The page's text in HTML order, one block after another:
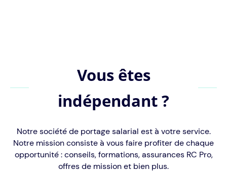
Vous êtes
indépendant ?
Notre société de portage salarial est à votre service.
Notre mission consiste à vous faire profiter de chaque
opportunité : conseils, formations, assurances RC Pro,
offres de mission et bien plus.